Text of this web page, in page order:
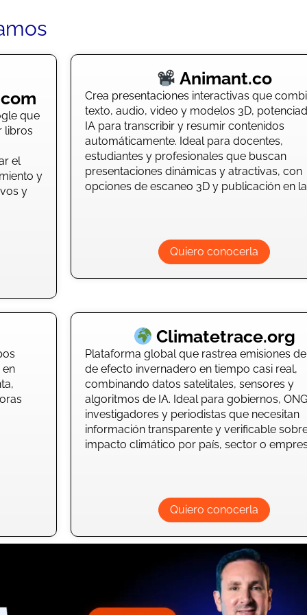
que
libros
el
y
y
Animant.co
Crea presentaciones interactivas que
texto, audio, video y modelos 3D,
IA para transcribir y resumir contenidos
automáticamente. Ideal para docentes,
estudiantes y profesionales que buscan
presentaciones dinámicas y atractivas, con
opciones de escaneo 3D y publicación en
Quiero conocerla
en
Climatetrace.org
Plataforma global que rastrea emisiones
de efecto invernadero en tiempo casi real,
combinando datos satelitales, sensores y
algoritmos de IA. Ideal para gobiernos,
investigadores y periodistas que necesitan
información transparente y verificable
impacto climático por país, sector o
Quiero conocerla